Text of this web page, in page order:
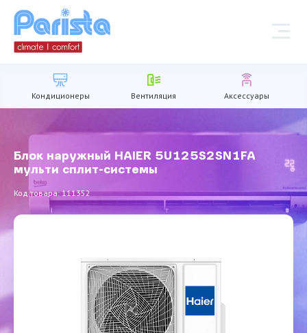
Кондиционеры Вентиляция Аксессуары
Блок наружный HAIER 5U125S2SN1FA
мульти сплит-системы
Код товара: 111352